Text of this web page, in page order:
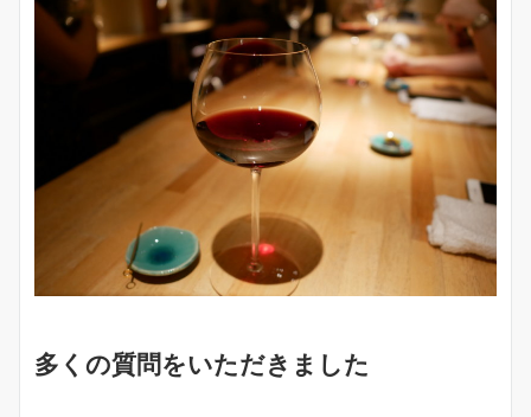
多くの質問をいただきました